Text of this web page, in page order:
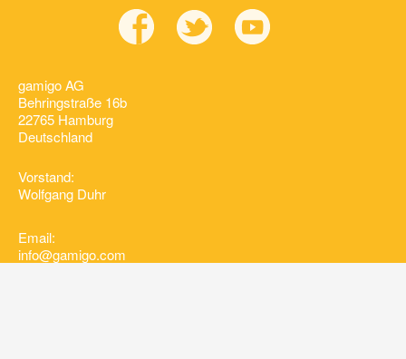
gamigo AG
Behringstraße 16b
22765 Hamburg
Deutschland
Vorstand:
Wolfgang Duhr
Email:
info@gamigo.com